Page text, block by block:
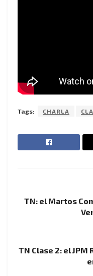
Tags: CHARLA
TN: el Martos
TN Clase 2: el